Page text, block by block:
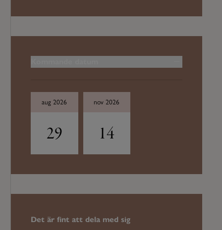
aug 2026
29
nov 2026
14
Det är fint att dela med sig